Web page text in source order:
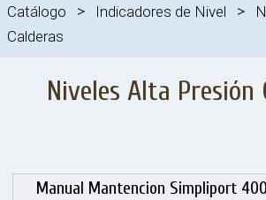
Catálogo > Indicadores de Nivel >
Calderas
Niveles Alta Presión
Manual Mantencion Simpliport